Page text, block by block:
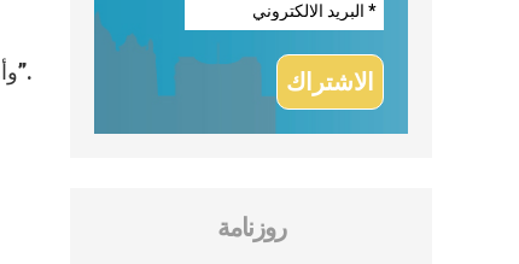
وأوضح أن “الكنيسة ليست حزبًا سياسيًا” وهي لا تبحث عن السلطة والشهرة، ولا عن زيادة عدد المؤمنين والقيام بتأثير أكبر”.
روزنامة